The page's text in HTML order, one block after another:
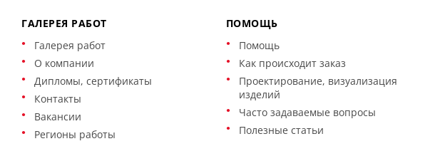
ГАЛЕРЕЯ РАБОТ
Галерея работ
О компании
Дипломы, сертификаты
Контакты
Вакансии
Регионы работы
ПОМОЩЬ
Помощь
Как происходит заказ
Проектирование, визуализация
изделий
Часто задаваемые вопросы
Полезные статьи